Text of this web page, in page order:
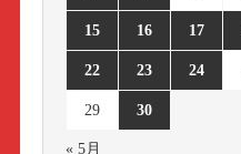
15 16 17
22 23 24
29 30
« 5月